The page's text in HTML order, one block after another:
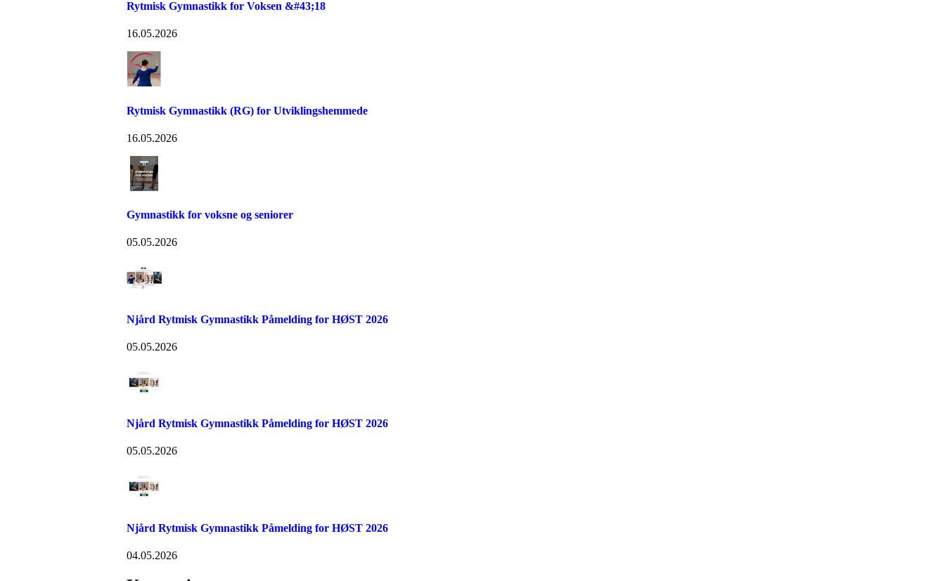
Rytmisk Gymnastikk for Voksen &#43;18
16.05.2026
Rytmisk Gymnastikk (RG) for Utviklingshemmede
16.05.2026
Gymnastikk for voksne og seniorer
05.05.2026
Njård Rytmisk Gymnastikk Påmelding for HØST 2026
05.05.2026
Njård Rytmisk Gymnastikk Påmelding for HØST 2026
05.05.2026
Njård Rytmisk Gymnastikk Påmelding for HØST 2026
04.05.2026